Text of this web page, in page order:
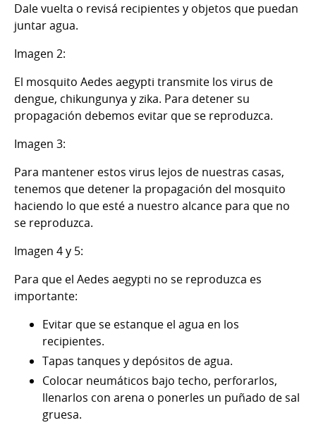
Dale vuelta o revisá recipientes y objetos que puedan
juntar agua.
Imagen 2:
El mosquito Aedes aegypti transmite los virus de
dengue, chikungunya y zika. Para detener su
propagación debemos evitar que se reproduzca.
Imagen 3:
Para mantener estos virus lejos de nuestras casas,
tenemos que detener la propagación del mosquito
haciendo lo que esté a nuestro alcance para que no
se reproduzca.
Imagen 4 y 5:
Para que el Aedes aegypti no se reproduzca es
importante:
Evitar que se estanque el agua en los
recipientes.
Tapas tanques y depósitos de agua.
Colocar neumáticos bajo techo, perforarlos,
llenarlos con arena o ponerles un puñado de sal
gruesa.